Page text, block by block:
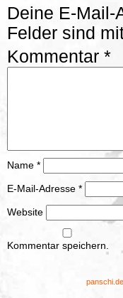
Deine E-Mail-
Felder sind
Kommentar *
Name *
E-Mail-Adresse *
Website
Kommentar speichern.
panschi.de